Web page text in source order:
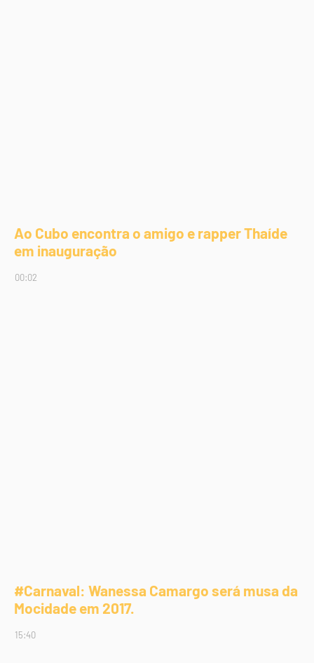
Ao Cubo encontra o amigo e rapper Thaíde
em inauguração
00:02
#Carnaval: Wanessa Camargo será musa da
Mocidade em 2017.
15:40